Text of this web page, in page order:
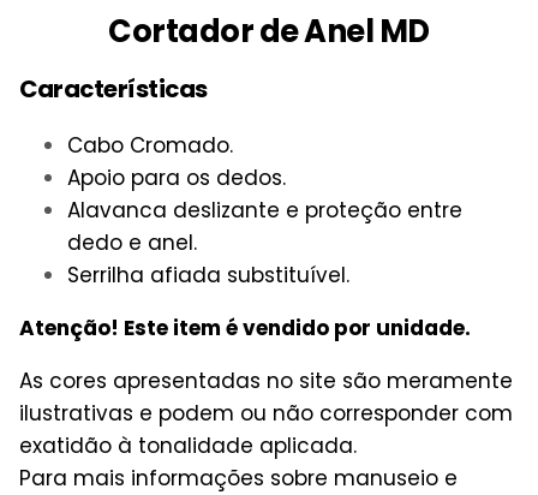
Cortador de Anel MD
Características
Cabo Cromado.
Apoio para os dedos.
Alavanca deslizante e proteção entre
dedo e anel.
Serrilha afiada substituível.
Atenção! Este item é vendido por unidade.
As cores apresentadas no site são meramente
ilustrativas e podem ou não corresponder com
exatidão à tonalidade aplicada.
Para mais informações sobre manuseio e